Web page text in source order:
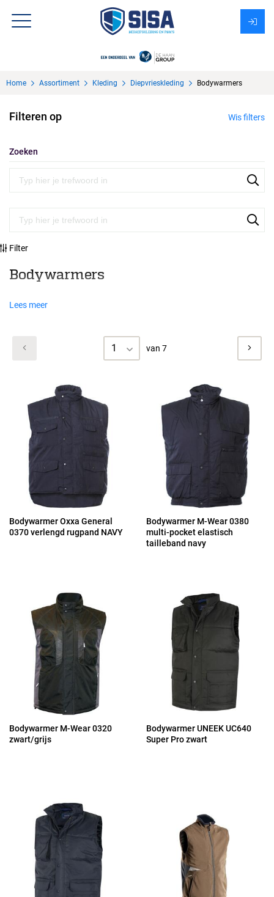
Over Sisa
KMS
Uitzendbureau?
Home Assortiment Kleding Diepvrieskleding Bodywarmers
Filteren op Wis filters
Zoeken
Filter
Bodywarmers
Lees meer
1 van 7
Bodywarmer Oxxa General
0370 verlengd rugpand NAVY
Bodywarmer M-Wear 0380
multi-pocket elastisch
tailleband navy
Bodywarmer M-Wear 0320
zwart/grijs
Bodywarmer UNEEK UC640
Super Pro zwart